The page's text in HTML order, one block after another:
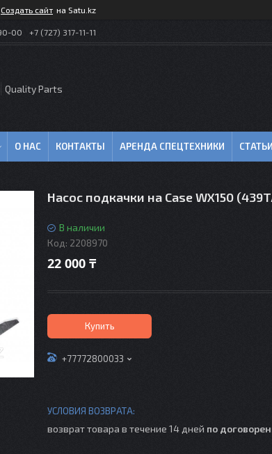
Создать сайт на Satu.kz
00 +7 (727) 317-11-11
Quality Parts
О НАС КОНТАКТЫ АРЕНДА СПЕЦТЕХНИКИ СТАТЬИ
Насос подкачки на Case WX150
В наличии
Код: 2208970
22 000 ₸
Купить
+77772800033
возврат товара в течение 14 дней по